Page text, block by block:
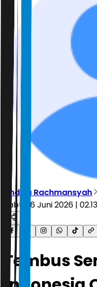
Andika Rachmansyah
Sabtu, 6 Juni 2026 |
Tembus